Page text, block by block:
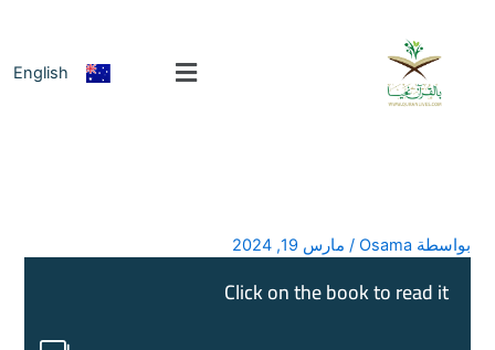
المحتوى
English
بواسطة Osama
/ مارس 19, 2024
Click on the book to read it